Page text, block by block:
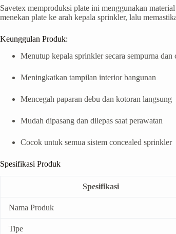
Savetex memproduksi plate ini menggunakan
menekan plate ke arah kepala sprinkler, lalu
Keunggulan Produk:
Menutup kepala sprinkler secara sempurna dan
Meningkatkan tampilan interior bangunan
Mencegah paparan debu dan kotoran langsung
Mudah dipasang dan dilepas saat perawatan
Cocok untuk semua sistem concealed sprinkler
Spesifikasi Produk
Spesifikasi
Nama Produk
Tipe